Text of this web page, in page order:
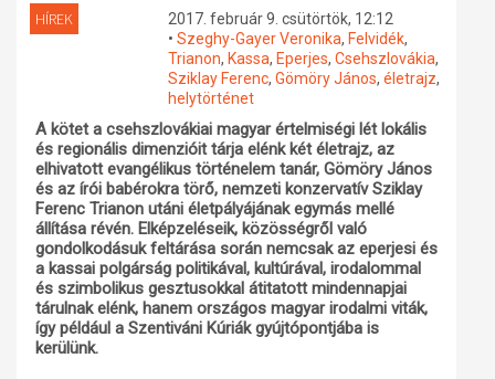
Műhelymunkák
HÍREK
2017. február 9. csütörtök, 12:12
• Szeghy-Gayer Veronika, Felvidék,
Trianon, Kassa, Eperjes, Csehszlovákia,
Sziklay Ferenc, Gömöry János, életrajz,
helytörténet
A kötet a csehszlovákiai magyar értelmiségi lét lokális
és regionális dimenzióit tárja elénk két életrajz, az
elhivatott evangélikus történelem tanár, Gömöry János
és az írói babérokra törő, nemzeti konzervatív Sziklay
Ferenc Trianon utáni életpályájának egymás mellé
állítása révén. Elképzeléseik, közösségről való
gondolkodásuk feltárása során nemcsak az eperjesi és
a kassai polgárság politikával, kultúrával, irodalommal
és szimbolikus gesztusokkal átitatott mindennapjai
tárulnak elénk, hanem országos magyar irodalmi viták,
így például a Szentiváni Kúriák gyújtópontjába is
kerülünk.